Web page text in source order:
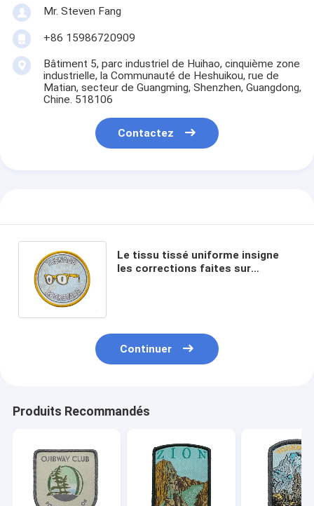
Mr. Steven Fang
+86 15986720909
Bâtiment 5, parc industriel de Huihao, cinquième zone
industrielle, la Communauté de Heshuikou, rue de
Matian, secteur de Guangming, Shenzhen, Guangdong,
Chine. 518106
Contactez
Le tissu tissé uniforme insigne
les corrections faites sur
Continuer
Produits Recommandés